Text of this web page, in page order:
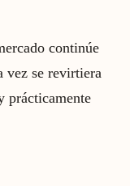
continúe
vez se revirtiera
prácticamente